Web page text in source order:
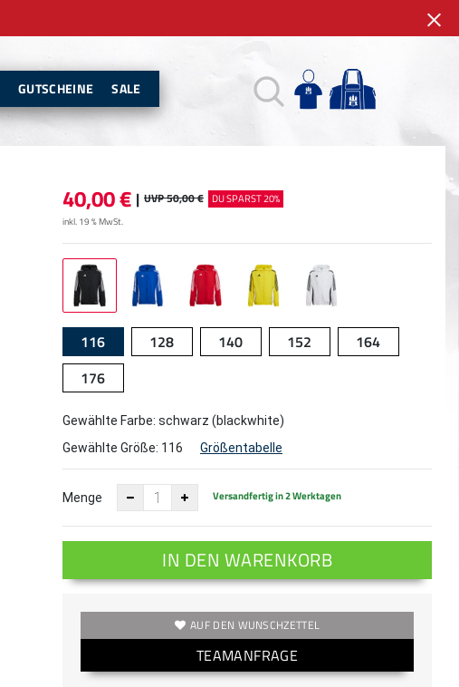
GUTSCHEINE SALE
40,00€ | UVP 50,00 € DU SPARST 20%
inkl. 19 % MwSt.
116 128 140 152
164
176
Gewählte Farbe: schwarz (blackwhite)
Gewählte Größe: 116 Größentabelle
Menge Versandfertig in 2 Werktagen
IN DEN WARENKORB
AUF DEN WUNSCHZETTEL
TEAMANFRAGE